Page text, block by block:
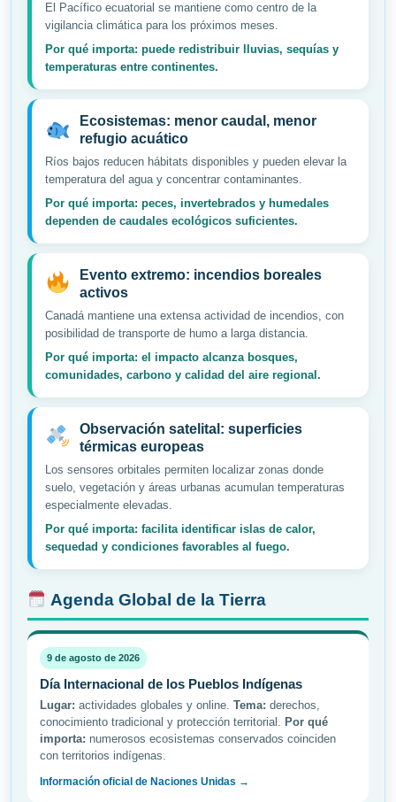
El Pacífico ecuatorial se mantiene como centro de la
vigilancia climática para los próximos meses.
Por qué importa: puede redistribuir lluvias, sequías y
temperaturas entre continentes.
Ecosistemas: menor caudal, menor
refugio acuático
Ríos bajos reducen hábitats disponibles y pueden elevar la
temperatura del agua y concentrar contaminantes.
Por qué importa: peces, invertebrados y humedales
dependen de caudales ecológicos suficientes.
Evento extremo: incendios boreales
activos
Canadá mantiene una extensa actividad de incendios, con
posibilidad de transporte de humo a larga distancia.
Por qué importa: el impacto alcanza bosques,
comunidades, carbono y calidad del aire regional.
Observación satelital: superficies
térmicas europeas
Los sensores orbitales permiten localizar zonas donde
suelo, vegetación y áreas urbanas acumulan temperaturas
especialmente elevadas.
Por qué importa: facilita identificar islas de calor,
sequedad y condiciones favorables al fuego.
Agenda Global de la Tierra
9 de agosto de 2026
Día Internacional de los Pueblos Indígenas
Lugar: actividades globales y online. Tema: derechos,
conocimiento tradicional y protección territorial. Por qué
importa: numerosos ecosistemas conservados coinciden
con territorios indígenas.
Información oficial de Naciones Unidas →